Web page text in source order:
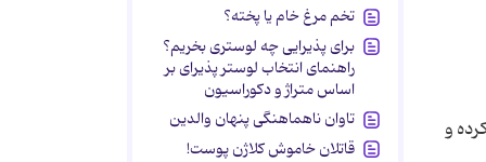
و
تخم مرغ خام یا پخته؟
برای پذیرایی چه لوستری بخریم؟
راهنمای انتخاب لوستر پذیرای بر
اساس متراژ و دکوراسیون
تاوان ناهماهنگی پنهان والدین
قاتلان خاموش کلاژن پوست!